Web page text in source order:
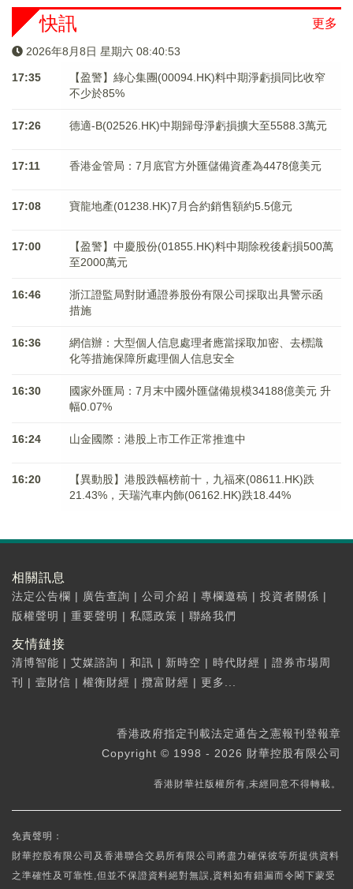
更多
快訊
2026年8月8日 星期六 08:40:53
17:35
【盈警】綠心集團(00094.HK)料中期淨虧損同比收窄
不少於85%
17:26 德適-B(02526.HK)中期歸母淨虧損擴大至5588.3萬元
17:11 香港金管局：7月底官方外匯儲備資產為4478億美元
17:08 寶龍地產(01238.HK)7月合約銷售額約5.5億元
17:00
【盈警】中慶股份(01855.HK)料中期除稅後虧損500萬
至2000萬元
16:46
浙江證監局對財通證券股份有限公司採取出具警示函
措施
16:36
網信辦：大型個人信息處理者應當採取加密、去標識
化等措施保障所處理個人信息安全
16:30
國家外匯局：7月末中國外匯儲備規模34188億美元 升
幅0.07%
16:24 山金國際：港股上市工作正常推進中
16:20
【異動股】港股跌幅榜前十，九福來(08611.HK)跌
21.43%，天瑞汽車内飾(06162.HK)跌18.44%
相關訊息
法定公告欄 | 廣告查詢 | 公司介紹 | 專欄邀稿 | 投資者關係 |
版權聲明 | 重要聲明 | 私隱政策 | 聯絡我們
友情鏈接
清博智能 | 艾媒諮詢 | 和訊 | 新時空 | 時代財經 | 證券市場周
刊
| 壹財信 | 權衡財經 | 攬富財經 | 更多...
香港政府指定刊載法定通告之憲報刊登報章
Copyright © 1998 - 2026 財華控股有限公司
香港財華社版權所有,未經同意不得轉載。
免責聲明：
財華控股有限公司及香港聯合交易所有限公司將盡力確保彼等所提供資料
之準確性及可靠性,但並不保證資料絕對無誤,資料如有錯漏而令閣下蒙受